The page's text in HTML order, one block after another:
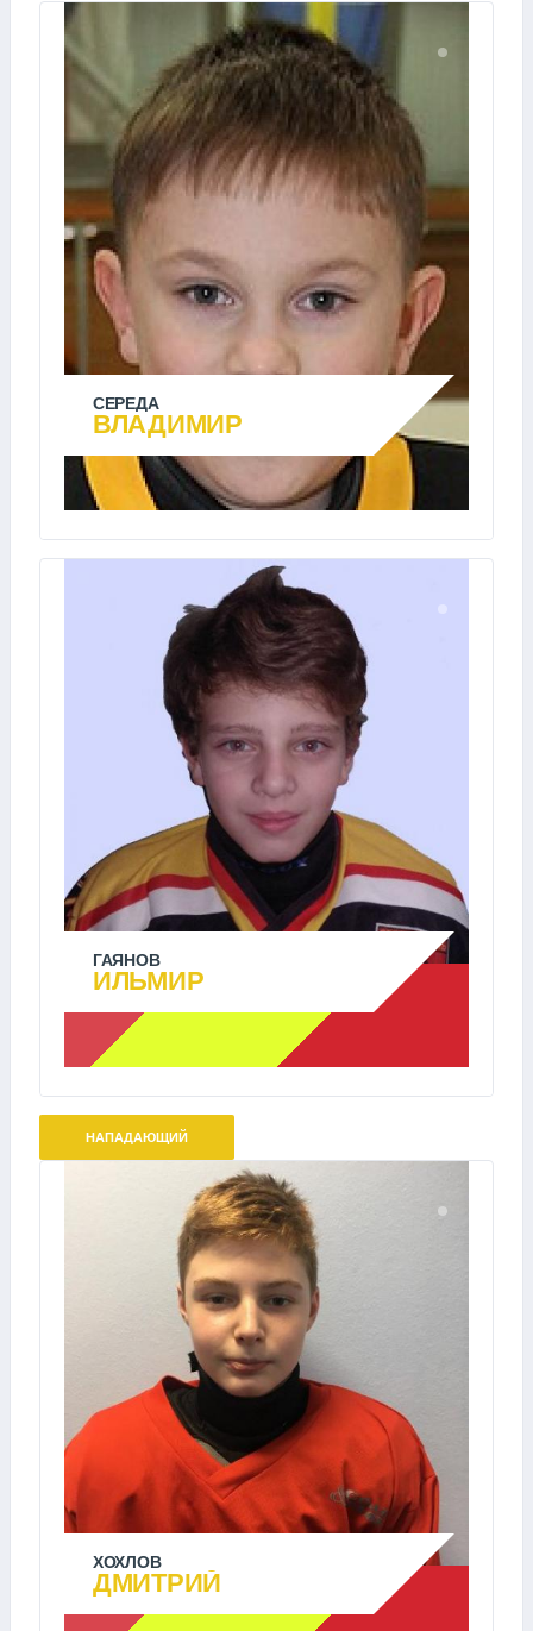
СЕРЕДА
ВЛАДИМИР
ГАЯНОВ
ИЛЬМИР
НАПАДАЮЩИЙ
ХОХЛОВ
ДМИТРИЙ